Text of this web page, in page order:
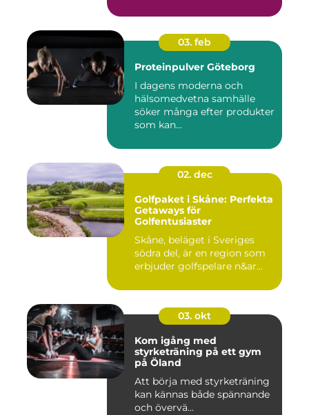
03. feb
Proteinpulver Göteborg
I dagens moderna och
hälsomedvetna samhälle
söker många efter produkter
som kan...
02. dec
Golfpaket i Skåne: Perfekta
Getaways för
Golfentusiaster
Skåne, beläget i Sveriges
södra del, är en region som
erbjuder golfspelare n&ar...
03. okt
Kom igång med
styrketräning på ett gym
på Öland
Att börja med styrketräning
kan kännas både spännande
och övervä...